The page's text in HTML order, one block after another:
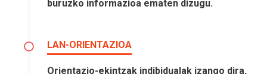
buruzko informazioa ematen dizugu.
LAN-ORIENTAZIOA
Orientazio-ekintzak indibidualak izango dira,